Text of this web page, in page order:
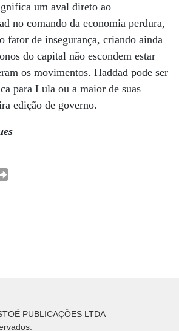
um aval direto ao
no comando da economia perdura,
fator de insegurança, criando ainda
do capital não escondem estar
os movimentos. Haddad pode ser
para Lula ou a maior de suas
edição de governo.
PUBLICAÇÕES LTDA